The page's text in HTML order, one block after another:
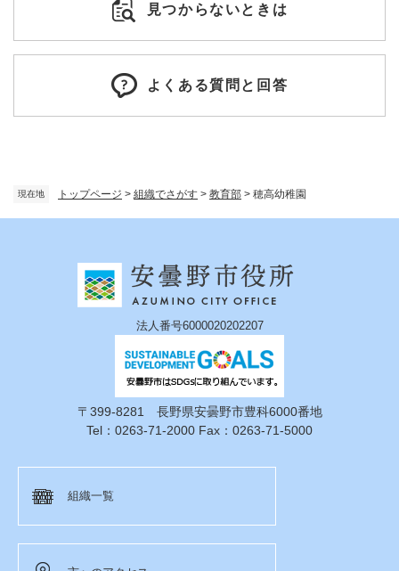
現在地 トップページ > 組織でさがす > 教育部 > 穂高幼稚園
見つからないときは
よくある質問と回答
法人番号6000020202207
〒399-8281 長野県安曇野市豊科6000番地
Tel：0263-71-2000 Fax：0263-71-5000
組織一覧